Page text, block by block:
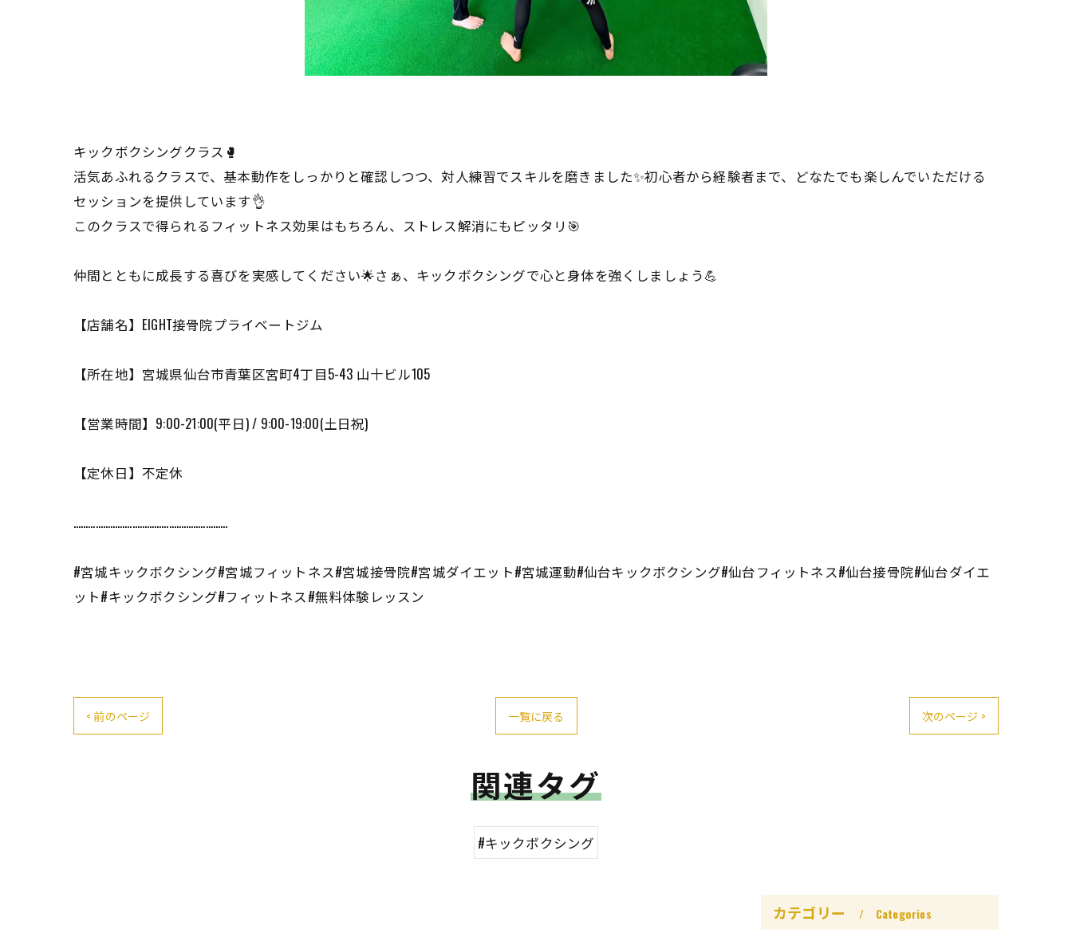
キックボクシングクラス🥊
活気あふれるクラスで、基本動作をしっかりと確認しつつ、対人練習でスキルを磨きました✨初心者から経験者まで、どなたでも楽しんでいただける
セッションを提供しています👌
このクラスで得られるフィットネス効果はもちろん、ストレス解消にもピッタリ🎯
仲間とともに成長する喜びを実感してください🌟さぁ、キックボクシングで心と身体を強くしましょう💪
【店舗名】EIGHT接骨院プライベートジム
【所在地】宮城県仙台市青葉区宮町4丁目5-43 山十ビル105
【営業時間】9:00-21:00(平日) / 9:00-19:00(土日祝)
【定休日】不定休
………………………………………………………
#宮城キックボクシング#宮城フィットネス#宮城接骨院#宮城ダイエット#宮城運動#仙台キックボクシング#仙台フィットネス#仙台接骨院#仙台ダイエ
ット#キックボクシング#フィットネス#無料体験レッスン
< 前のページ 一覧に戻る 次のページ >
関連タグ
#キックボクシング
カテゴリー Categories